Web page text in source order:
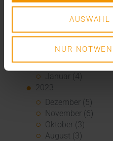
AUSWAHL
NUR
Juli (3)
Juni (3)
Mai (7)
März (1)
Februar (3)
Januar (4)
2023
Dezember (5)
November (6)
Oktober (3)
August (3)